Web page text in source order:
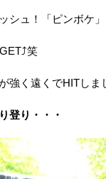
シュ！「ピンボケ」
笑
強く遠くでHITしま
登り・・・